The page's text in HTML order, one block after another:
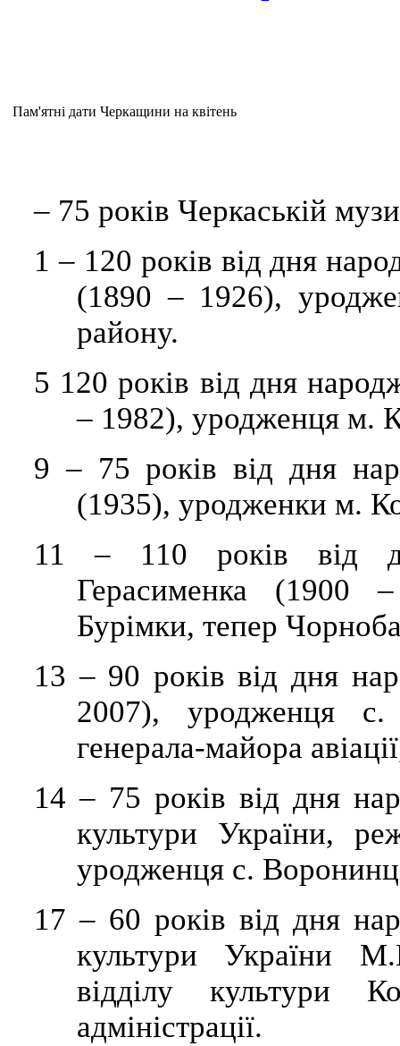
Пам'ятні дати Черкащини на квітень
– 75 років Черкаській
1 –120 років від дня
(1890 – 1926),
району.
5 120 років від дня
– 1982), уродженця м.
9 –75 років від дня
(1935), уродженки м.
11
– 110 років від
Герасименка (1900 –
Бурімки, тепер
13 –90 років від дня
2007), уродженця
генерала-майора
14 – 75 років від дня
культури України,
уродженця с.
17 – 60 років від дня
культури України
відділу культури
адміністрації.